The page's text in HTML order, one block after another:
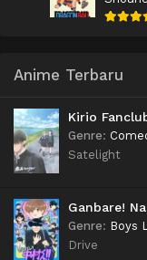
Anime Terbaru
Kirio
Genre:
Satelight
Ganbare!
Genre: Boys
Drive